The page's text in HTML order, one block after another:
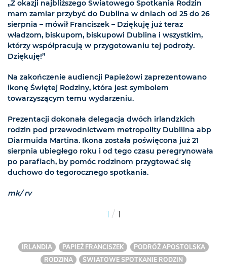
„Z okazji najbliższego Światowego Spotkania Rodzin
mam zamiar przybyć do Dublina w dniach od 25 do 26
sierpnia – mówił Franciszek – Dziękuję już teraz
władzom, biskupom, biskupowi Dublina i wszystkim,
którzy współpracują w przygotowaniu tej podroży.
Dziękuję!”
Na zakończenie audiencji Papieżowi zaprezentowano
ikonę Świętej Rodziny, która jest symbolem
towarzyszącym temu wydarzeniu.
Prezentacji dokonała delegacja dwóch irlandzkich
rodzin pod przewodnictwem metropolity Dubilina abp
Diarmuida Martina. Ikona została poświęcona już 21
sierpnia ubiegłego roku i od tego czasu peregrynowała
po parafiach, by pomóc rodzinom przygtować się
duchowo do tegorocznego spotkania.
mk/ rv
1 / 1
IRLANDIA PAPIEŻ FRANCISZEK
PODRÓŻ APOSTOLSKA
RODZINA
ŚWIATOWE SPOTKANIE RODZIN